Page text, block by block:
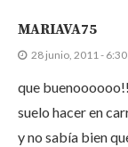
MARIAVA75
28 junio, 2011 -
que
suelo hacer en
y no sabía bien